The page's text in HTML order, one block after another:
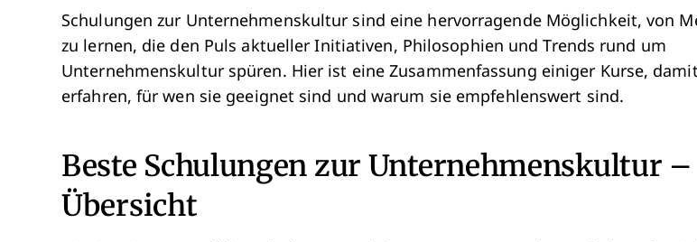
Schulungen zur Unternehmenskultur sind eine hervorragende Möglichkeit, von
zu lernen, die den Puls aktueller Initiativen, Philosophien und Trends rund um
Unternehmenskultur spüren. Hier ist eine Zusammenfassung einiger Kurse,
erfahren, für wen sie geeignet sind und warum sie empfehlenswert sind.
Beste Schulungen zur Unternehmenskultur –
Übersicht